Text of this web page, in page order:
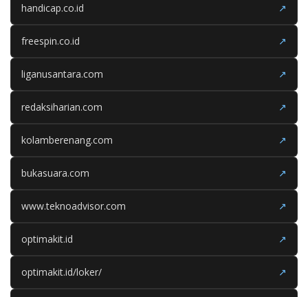
handicap.co.id ↗
freespin.co.id ↗
liganusantara.com ↗
redaksiharian.com ↗
kolamberenang.com ↗
bukasuara.com ↗
www.teknoadvisor.com ↗
optimakit.id ↗
optimakit.id/loker/ ↗